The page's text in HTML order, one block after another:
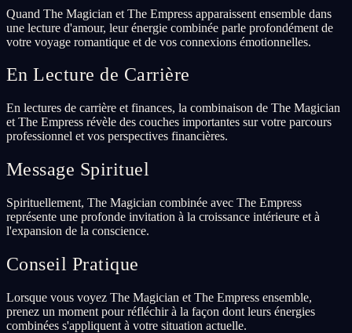
Quand The Magician et The Empress apparaissent ensemble dans
une lecture d'amour, leur énergie combinée parle profondément de
votre voyage romantique et de vos connexions émotionnelles.
En Lecture de Carrière
En lectures de carrière et finances, la combinaison de The Magician
et The Empress révèle des couches importantes sur votre parcours
professionnel et vos perspectives financières.
Message Spirituel
Spirituellement, The Magician combinée avec The Empress
représente une profonde invitation à la croissance intérieure et à
l'expansion de la conscience.
Conseil Pratique
Lorsque vous voyez The Magician et The Empress ensemble,
prenez un moment pour réfléchir à la façon dont leurs énergies
combinées s'appliquent à votre situation actuelle.